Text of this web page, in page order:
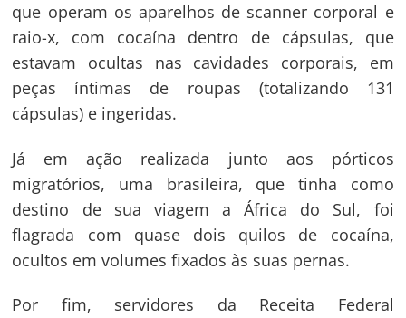
que operam os aparelhos de scanner corporal e
raio-x, com cocaína dentro de cápsulas, que
estavam ocultas nas cavidades corporais, em
peças íntimas de roupas (totalizando 131
cápsulas) e ingeridas.
Já em ação realizada junto aos pórticos
migratórios, uma brasileira, que tinha como
destino de sua viagem a África do Sul, foi
flagrada com quase dois quilos de cocaína,
ocultos em volumes fixados às suas pernas.
Por fim, servidores da Receita Federal